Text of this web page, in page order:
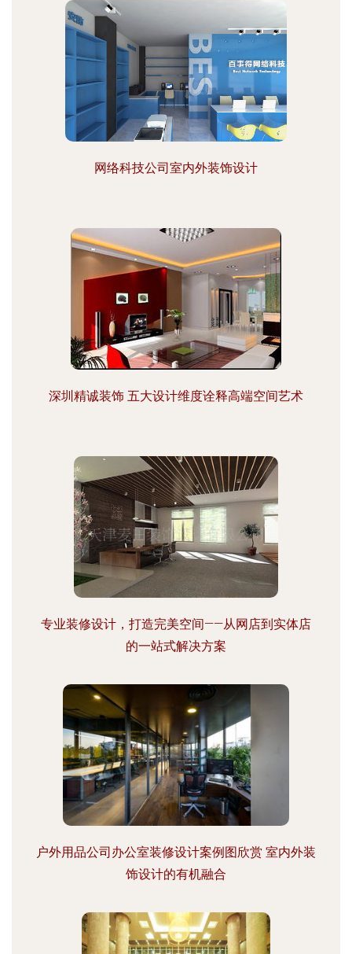
网络科技公司室内外装饰设计
深圳精诚装饰 五大设计维度诠释高端空间艺术
专业装修设计，打造完美空间——从网店到实体店
的一站式解决方案
户外用品公司办公室装修设计案例图欣赏 室内外装
饰设计的有机融合